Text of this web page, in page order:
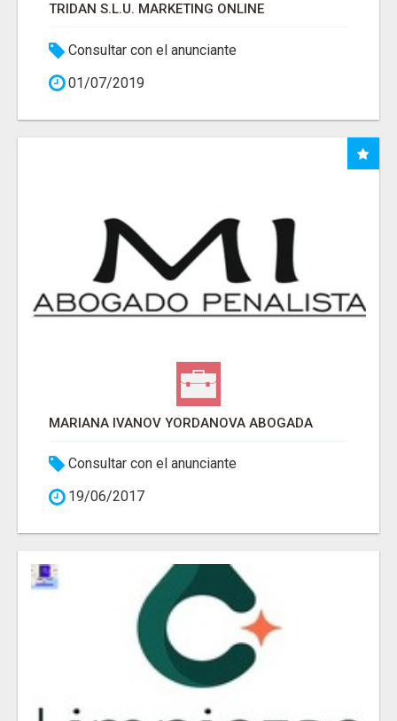
TRIDAN S.L.U. MARKETING ONLINE
Consultar con el anunciante
01/07/2019
MARIANA IVANOV YORDANOVA ABOGADA
Consultar con el anunciante
19/06/2017